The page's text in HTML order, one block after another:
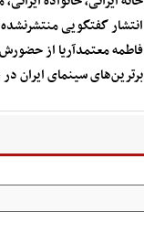
انتشار گفتگویی
فاطمه معتمدآریا از
برترین‌های سینمای ایران